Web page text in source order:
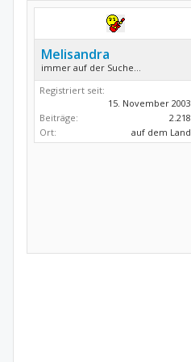
Melisandra
immer auf der Suche...
Registriert seit:
15. November 2003
Beiträge:
2.218
Ort:
auf dem Land